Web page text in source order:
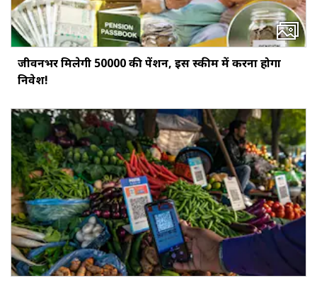
जीवनभर मिलेगी ₹50000 की पेंशन, इस स्‍कीम में करना होगा
निवेश!